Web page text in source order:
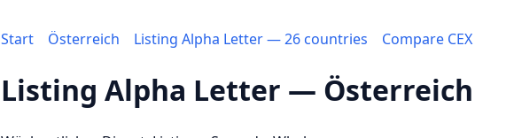
Start Österreich Listing Alpha Letter — 26 countries Compare CEX
Listing Alpha Letter — Österreich